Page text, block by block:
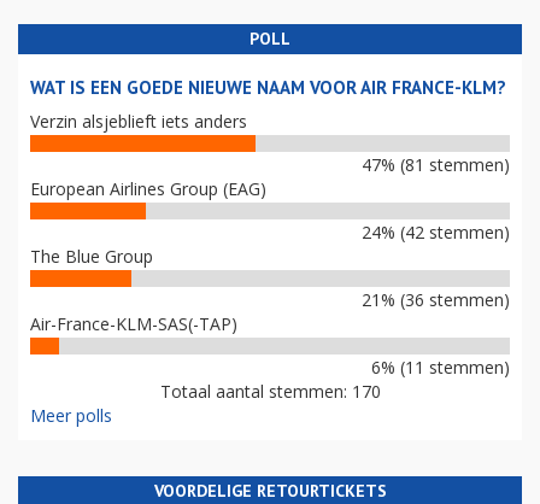
POLL
WAT IS EEN GOEDE NIEUWE NAAM VOOR AIR FRANCE-KLM?
Verzin alsjeblieft iets anders
47% (81 stemmen)
European Airlines Group (EAG)
24% (42 stemmen)
The Blue Group
21% (36 stemmen)
Air-France-KLM-SAS(-TAP)
6% (11 stemmen)
Totaal aantal stemmen: 170
Meer polls
VOORDELIGE RETOURTICKETS